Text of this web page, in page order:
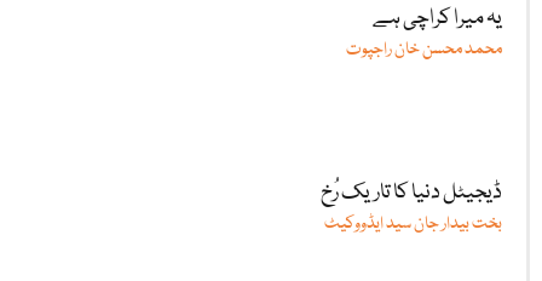
یہ میرا کراچی ہے
محمد محسن خان راجپوت
ڈیجیٹل دنیا کا تاریک رُخ
بخت بیدار جان سید ایڈووکیٹ